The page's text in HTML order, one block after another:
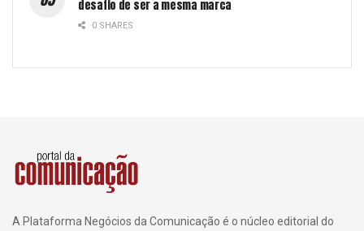
desafio de ser a mesma marca
0 SHARES
A Plataforma Negócios da Comunicação é o núcleo editorial do